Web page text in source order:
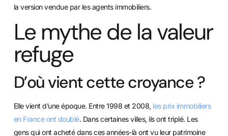
la version vendue par les agents immobiliers.
Le mythe de la valeur
refuge
D’où vient cette croyance ?
Elle vient d’une époque. Entre 1998 et 2008, les prix immobiliers
en France ont doublé. Dans certaines villes, ils ont triplé. Les
gens qui ont acheté dans ces années-là ont vu leur patrimoine